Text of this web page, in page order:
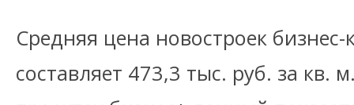
Средняя цена новостроек бизнес-
составляет 473,3 тыс. руб. за кв.